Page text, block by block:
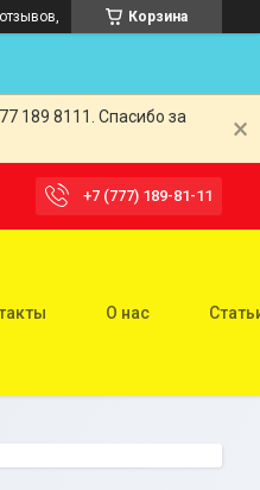
Корзина
189 8111. Спасибо за
+7 (777) 189-81-11
О нас